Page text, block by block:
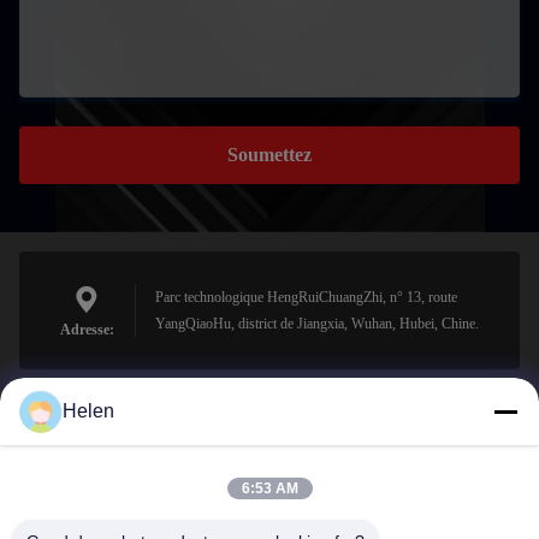
Soumettez
Adresse:
Parc technologique HengRuiChuangZhi, n° 13, route
YangQiaoHu, district de Jiangxia, Wuhan, Hubei, Chine.
sales@perfectlaser.net
Helen
6:53 AM